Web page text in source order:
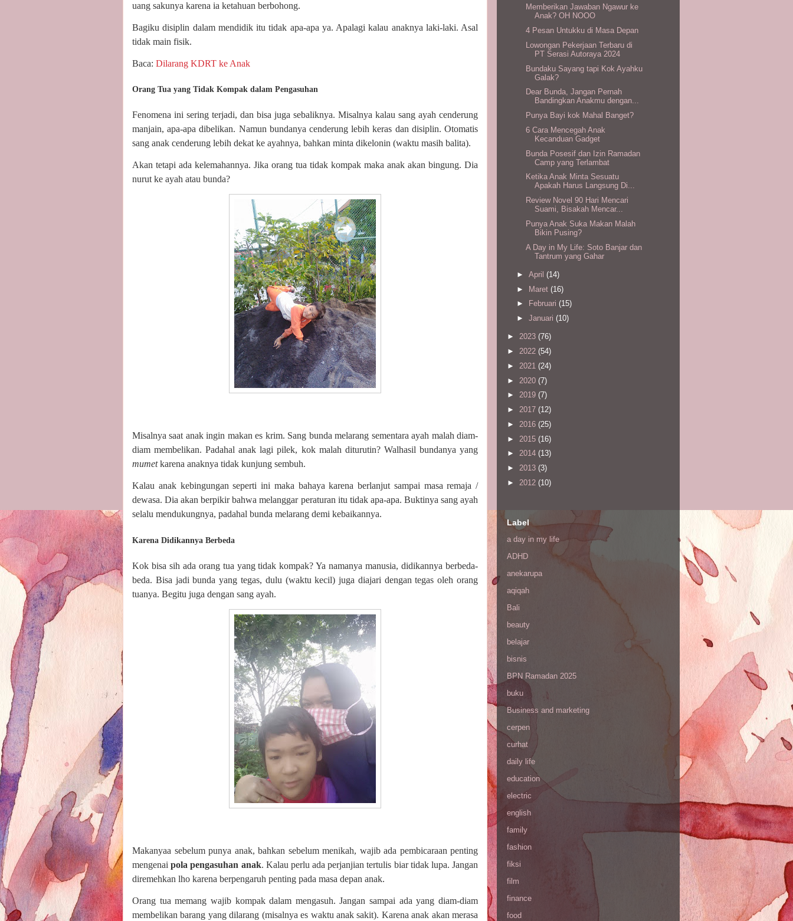
uang sakunya karena ia ketahuan berbohong.
Bagiku disiplin dalam mendidik itu tidak apa-apa ya. Apalagi kalau anaknya laki-laki. Asal
tidak main fisik.
Baca: Dilarang KDRT ke Anak
Orang Tua yang Tidak Kompak dalam Pengasuhan
Fenomena ini sering terjadi, dan bisa juga sebaliknya. Misalnya kalau sang ayah cenderung
manjain, apa-apa dibelikan. Namun bundanya cenderung lebih keras dan disiplin. Otomatis
sang anak cenderung lebih dekat ke ayahnya, bahkan minta dikelonin (waktu masih balita).
Akan tetapi ada kelemahannya. Jika orang tua tidak kompak maka anak akan bingung. Dia
nurut ke ayah atau bunda?
Misalnya saat anak ingin makan es krim. Sang bunda melarang sementara ayah malah diam-
diam membelikan. Padahal anak lagi pilek, kok malah diturutin? Walhasil bundanya yang
mumetkarena anaknya tidak kunjung sembuh.
Kalau anak kebingungan seperti ini maka bahaya karena berlanjut sampai masa remaja /
dewasa. Dia akan berpikir bahwa melanggar peraturan itu tidak apa-apa. Buktinya sang ayah
selalu mendukungnya, padahal bunda melarang demi kebaikannya.
Karena Didikannya Berbeda
Kok bisa sih ada orang tua yang tidak kompak? Ya namanya manusia, didikannya berbeda-
beda. Bisa jadi bunda yang tegas, dulu (waktu kecil) juga diajari dengan tegas oleh orang
tuanya. Begitu juga dengan sang ayah.
Makanyaa sebelum punya anak, bahkan sebelum menikah, wajib ada pembicaraan penting
mengenaipola pengasuhan anak. Kalau perlu ada perjanjian tertulis biar tidak lupa. Jangan
diremehkan lho karena berpengaruh penting pada masa depan anak.
Orang tua memang wajib kompak dalam mengasuh. Jangan sampai ada yang diam-diam
membelikan barang yang dilarang (misalnya es waktu anak sakit). Karena anak akan merasa
Memberikan Jawaban Ngawur ke
Anak? OH NOOO
4 Pesan Untukku di Masa Depan
Lowongan Pekerjaan Terbaru di
PT Serasi Autoraya 2024
Bundaku Sayang tapi Kok Ayahku
Galak?
Dear Bunda, Jangan Pernah
Bandingkan Anakmu dengan...
Punya Bayi kok Mahal Banget?
6 Cara Mencegah Anak
Kecanduan Gadget
Bunda Posesif dan Izin Ramadan
Camp yang Terlambat
Ketika Anak Minta Sesuatu
Apakah Harus Langsung Di...
Review Novel 90 Hari Mencari
Suami, Bisakah Mencar...
Punya Anak Suka Makan Malah
Bikin Pusing?
A Day in My Life: Soto Banjar dan
Tantrum yang Gahar
► April (14)
► Maret (16)
►
Februari (15)
► Januari (10)
► 2023 (76)
► 2022 (54)
► 2021 (24)
► 2020 (7)
► 2019 (7)
► 2017 (12)
► 2016 (25)
► 2015 (16)
► 2014 (13)
► 2013 (3)
► 2012 (10)
Label
a day in my life
ADHD
anekarupa
aqiqah
Bali
beauty
belajar
bisnis
BPN Ramadan 2025
buku
Business and marketing
cerpen
curhat
daily life
education
electric
english
family
fashion
fiksi
film
finance
food